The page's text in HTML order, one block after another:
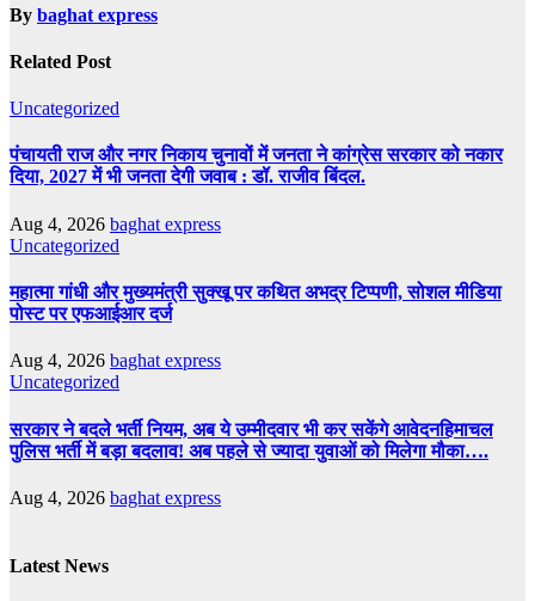
By baghat express
Related Post
Uncategorized
पंचायती राज और नगर निकाय चुनावों में जनता ने कांग्रेस सरकार को नकार
दिया, 2027 में भी जनता देगी जवाब : डॉ. राजीव बिंदल.
Aug 4, 2026 baghat express
Uncategorized
महात्मा गांधी और मुख्यमंत्री सुक्खू पर कथित अभद्र टिप्पणी, सोशल मीडिया
पोस्ट पर एफआईआर दर्ज
Aug 4, 2026 baghat express
Uncategorized
सरकार ने बदले भर्ती नियम, अब ये उम्मीदवार भी कर सकेंगे आवेदनहिमाचल
पुलिस भर्ती में बड़ा बदलाव! अब पहले से ज्यादा युवाओं को मिलेगा मौका….
Aug 4, 2026 baghat express
Latest News